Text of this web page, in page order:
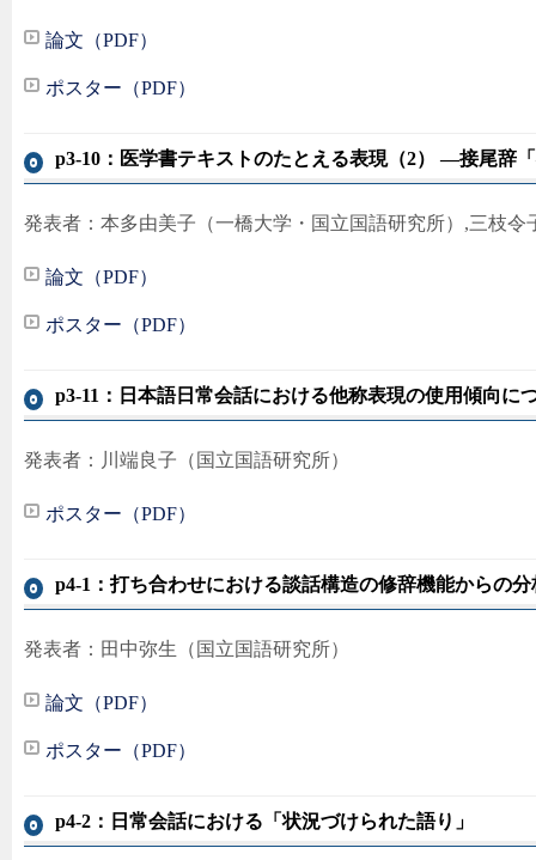
論文（PDF）
ポスター（PDF）
p3-10：医学書テキストのたとえる表現（2） ―接尾辞
発表者：本多由美子（一橋大学・国立国語研究所）,三枝令
論文（PDF）
ポスター（PDF）
p3-11：日本語日常会話における他称表現の使用傾向に
発表者：川端良子（国立国語研究所）
ポスター（PDF）
p4-1：打ち合わせにおける談話構造の修辞機能からの分
発表者：田中弥生（国立国語研究所）
論文（PDF）
ポスター（PDF）
p4-2：日常会話における「状況づけられた語り」